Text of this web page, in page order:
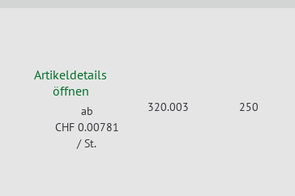
Artikeldetails
öffnen
ab
CHF 0.00781
/ St.
320.003 250